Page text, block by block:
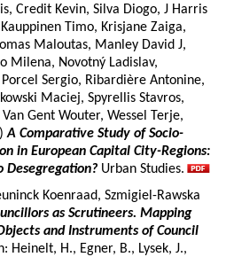
Credit Kevin, Silva Diogo, J Harris
Timo, Krisjane Zaiga,
Maloutas, Manley David J,
Milena, Novotný Ladislav,
Sergio, Ribardière Antonine,
Maciej, Spyrellis Stavros,
Gent Wouter, Wessel Terje,
A Comparative Study of Socio-
in European Capital City-Regions:
Desegregation? Urban Studies.
Koenraad, Szmigiel-Rawska
as Scrutineers. Mapping
and Instruments of Council
Heinelt, H., Egner, B., Lysek, J.,